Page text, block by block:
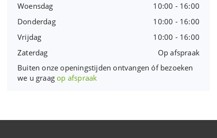
Woensdag
10:00 - 16:00
Donderdag
10:00 - 16:00
Vrijdag
10:00 - 16:00
Zaterdag
Op afspraak
Buiten onze openingstijden ontvangen óf bezoeken
we u graagop afspraak